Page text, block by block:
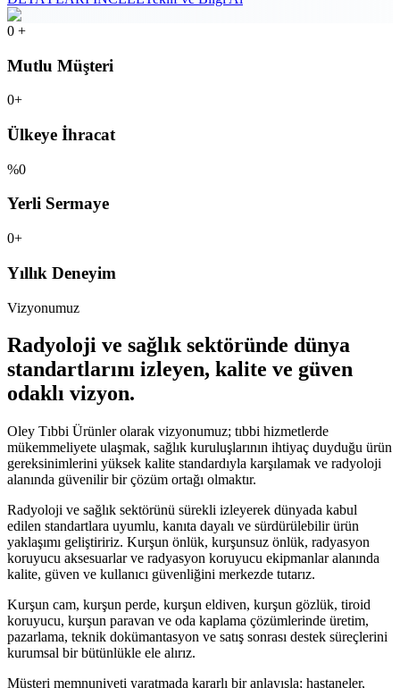
0 +
Mutlu Müşteri
0+
Ülkeye İhracat
%0
Yerli Sermaye
0+
Yıllık Deneyim
Vizyonumuz
Radyoloji ve sağlık sektöründe dünya
standartlarını izleyen, kalite ve güven
odaklı vizyon.
Oley Tıbbi Ürünler olarak vizyonumuz; tıbbi hizmetlerde
mükemmeliyete ulaşmak, sağlık kuruluşlarının ihtiyaç duyduğu ürün
gereksinimlerini yüksek kalite standardıyla karşılamak ve radyoloji
alanında güvenilir bir çözüm ortağı olmaktır.
Radyoloji ve sağlık sektörünü sürekli izleyerek dünyada kabul
edilen standartlara uyumlu, kanıta dayalı ve sürdürülebilir ürün
yaklaşımı geliştiririz. Kurşun önlük, kurşunsuz önlük, radyasyon
koruyucu aksesuarlar ve radyasyon koruyucu ekipmanlar alanında
kalite, güven ve kullanıcı güvenliğini merkezde tutarız.
Kurşun cam, kurşun perde, kurşun eldiven, kurşun gözlük, tiroid
koruyucu, kurşun paravan ve oda kaplama çözümlerinde üretim,
pazarlama, teknik dokümantasyon ve satış sonrası destek süreçlerini
kurumsal bir bütünlükle ele alırız.
Müşteri memnuniyeti yaratmada kararlı bir anlayışla; hastaneler,